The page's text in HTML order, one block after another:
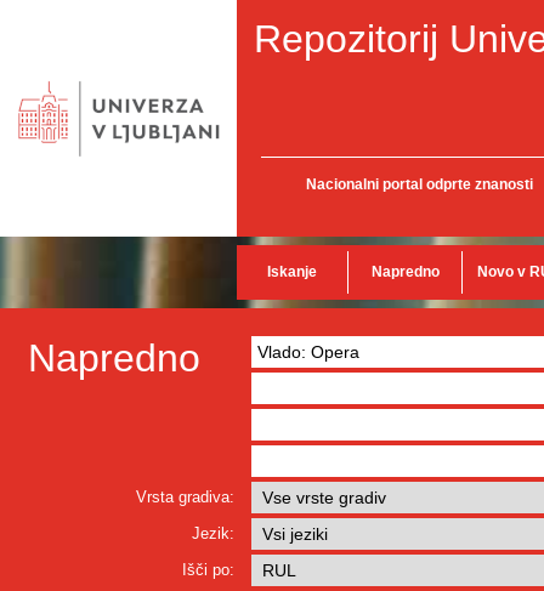
Repozitorij
Nacionalni portal odprte znanosti
Iskanje Napredno Novo v
Napredno
Vrsta gradiva:
Jezik:
Išči po: